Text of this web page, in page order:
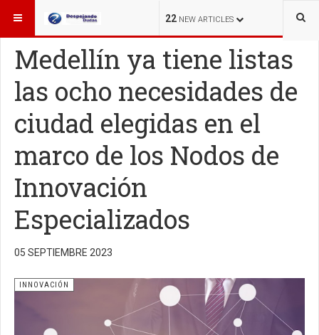
22 NEW ARTICLES
ESTÁ AQUÍ: INNOVACIÓN
Medellín ya tiene listas
las ocho necesidades de
ciudad elegidas en el
marco de los Nodos de
Innovación
Especializados
05 SEPTIEMBRE 2023
INNOVACIÓN